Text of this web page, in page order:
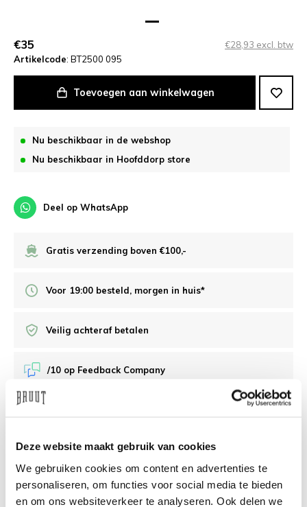
Deze website maakt gebruik van cookies
We gebruiken cookies om content en advertenties te
personaliseren, om functies voor social media te bieden
en om ons websiteverkeer te analyseren. Ook delen we
€35
€28,93 excl. btw
Artikelcode: BT2500 095
Toevoegen aan winkelwagen
Nu beschikbaar in de webshop
Nu beschikbaar in Hoofddorp store
Deel op WhatsApp
Gratis verzending boven €100,-
Voor 19:00 besteld, morgen in huis*
Veilig achteraf betalen
/10 op Feedback Company
info@bruut.nl Live chat Whatsapp
Over dit product